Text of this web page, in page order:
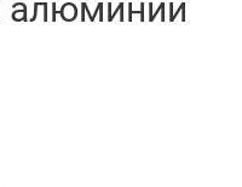
алюминий